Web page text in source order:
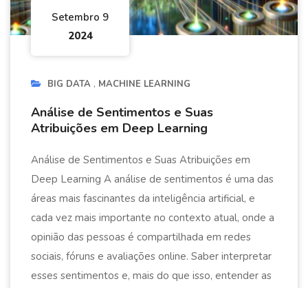
Setembro 9
2024
BIG DATA MACHINE LEARNING
Análise de Sentimentos e Suas
Atribuições em Deep Learning
Análise de Sentimentos e Suas Atribuições em
Deep Learning A análise de sentimentos é uma das
áreas mais fascinantes da inteligência artificial, e
cada vez mais importante no contexto atual, onde a
opinião das pessoas é compartilhada em redes
sociais, fóruns e avaliações online. Saber interpretar
esses sentimentos e, mais do que isso, entender as